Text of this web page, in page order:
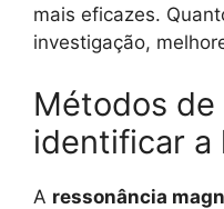
mais eficazes.
investigação,
Métodos de
identificar a
A ressonância